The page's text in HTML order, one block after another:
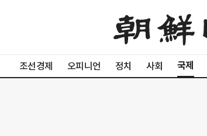
조선경제 오피니언 정치 사회 국제